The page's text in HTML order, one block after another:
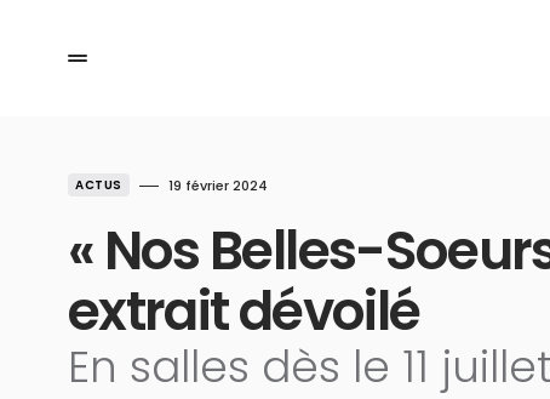
ACTUS 19 février 2024
« Nos Belles-
extrait dévoilé
En salles dès le 11